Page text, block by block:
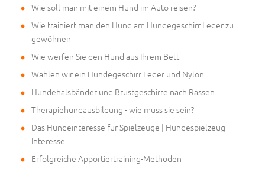
Wie soll man mit einem Hund im Auto reisen?
Wie trainiert man den Hund am Hundegeschirr Leder zu
gewöhnen
Wie werfen Sie den Hund aus Ihrem Bett
Wählen wir ein Hundegeschirr Leder und Nylon
Hundehalsbänder und Brustgeschirre nach Rassen
Therapiehundausbildung - wie muss sie sein?
Das Hundeinteresse für Spielzeuge | Hundespielzeug
Interesse
Erfolgreiche Apportiertraining-Methoden